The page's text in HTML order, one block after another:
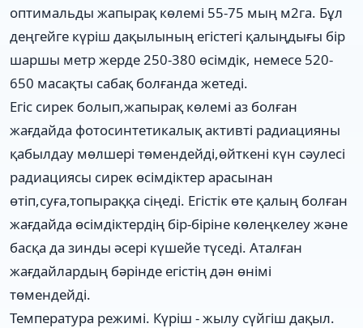
оптимальды жапырақ көлемі 55-75 мың м2га. Бұл
деңгейге күріш дақылының егістегі қалыңдығы бір
шаршы метр жерде 250-380 өсімдік, немесе 520-
650 масақты сабақ болғанда жетеді.
Егіс сирек болып,жапырақ көлемі аз болған
жағдайда фотосинтетикалық активті радиацияны
қабылдау мөлшері төмендейді,өйткені күн сәулесі
радиациясы сирек өсімдіктер арасынан
өтіп,суға,топыраққа сіңеді. Егістік өте қалың болған
жағдайда өсімдіктердің бір-біріне көлеңкелеу және
басқа да зинды әсері күшейе түседі. Аталған
жағдайлардың бәрінде егістің дән өнімі
төмендейді.
Температура режимі. Күріш - жылу сүйгіш дақыл.